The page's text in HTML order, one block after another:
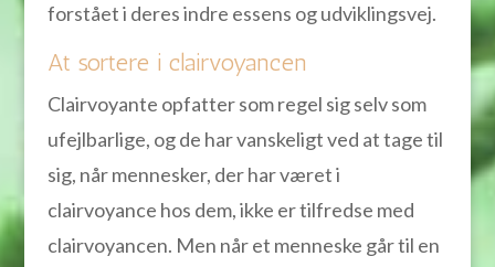
forstået i deres indre essens og udviklingsvej.
At sortere i clairvoyancen
Clairvoyante opfatter som regel sig selv som
ufejlbarlige, og de har vanskeligt ved at tage til
sig, når mennesker, der har været i
clairvoyance hos dem, ikke er tilfredse med
clairvoyancen. Men når et menneske går til en